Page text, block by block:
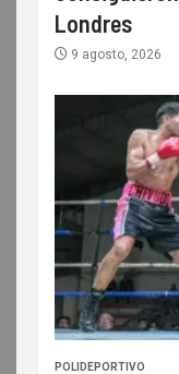
Londres
9 agosto, 2026
POLIDEPORTIVO